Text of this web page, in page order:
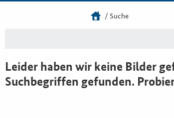
Suche
Leider haben wir keine Bilder
Suchbegriffen gefunden.